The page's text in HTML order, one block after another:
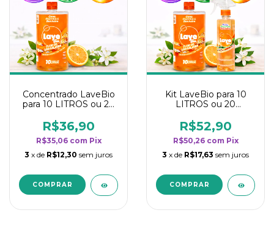
Concentrado LaveBio
para 10 LITROS ou 20
rendimento da
categoria - Flor de
Laranjeira
R$36,90
R$35,06 com Pix
3 x de R$12,30 sem juros
Kit LaveBio para 10
LITROS ou 20
rendimento da
categoria - Flor de
Laranjeira
R$52,90
R$50,26 com Pix
3 x de R$17,63 sem juros